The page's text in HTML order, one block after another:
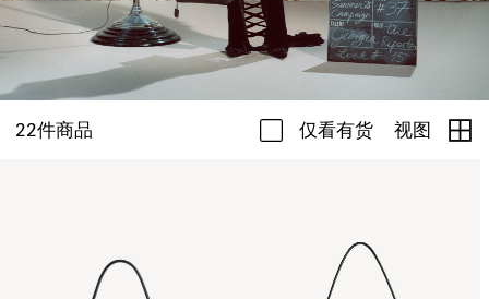
22件商品 仅看有货 视图